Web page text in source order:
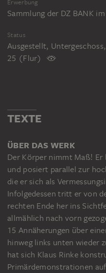
Erwerbung
Sammlung der DZ BANK
Status
Ausgestellt,
25 (Flur)
TEXTE
ÜBER DAS WERK
Der Körper nimmt Maß! Er
und posiert parallel zur
die er sich als
Infolgedessen tritt er von
rechten Ende her ins
allmählich nach vorn
15 Annäherungen über
hinweg links unten wieder
hat sich Klaus Rinke
Primärdemonstrationen